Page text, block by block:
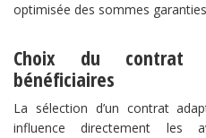
optimisée des sommes
​Choix du contrat
bénéficiaires​
La sélection d’un contrat
influence directement les